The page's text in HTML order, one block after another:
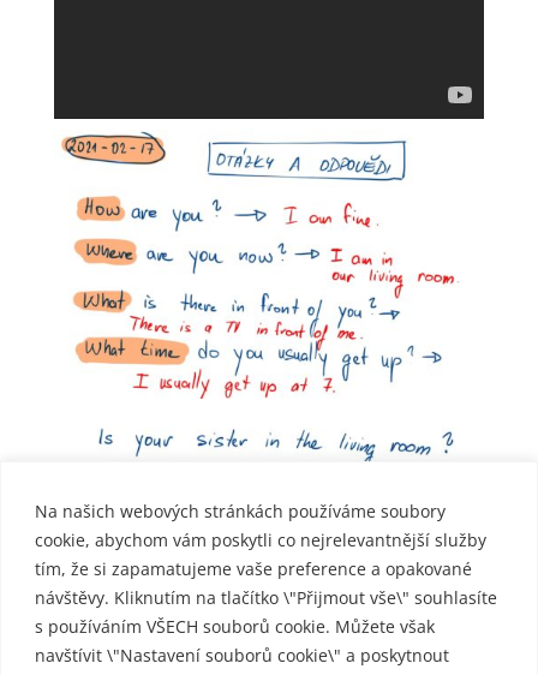
Na našich webových stránkách používáme soubory
cookie, abychom vám poskytli co nejrelevantnější služby
tím, že si zapamatujeme vaše preference a opakované
návštěvy. Kliknutím na tlačítko \"Přijmout vše\" souhlasíte
s používáním VŠECH souborů cookie. Můžete však
navštívit \"Nastavení souborů cookie\" a poskytnout